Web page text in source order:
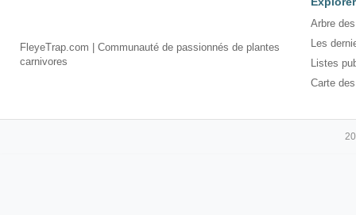
FleyeTrap.com | Communauté de passionnés de plantes
carnivores
Arbre
Les
Listes
Carte